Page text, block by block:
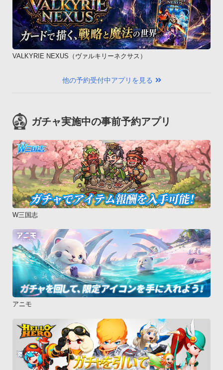
VALKYRIE NEXUS（ヴァルキリーネクサス）
他の予約受付中アプリを見る
ガチャ実施中の事前予約アプリ
W三国志
アニモ